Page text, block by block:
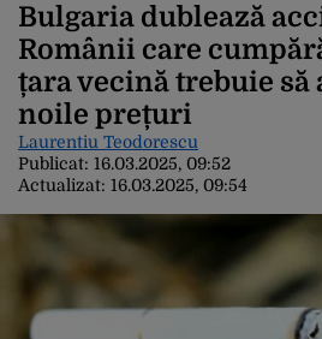
Bulgaria dublează
Românii care
țara vecină trebuie să
noile prețuri
Laurentiu Teodorescu
Publicat: 16.03.2025, 09:52
Actualizat: 16.03.2025, 09:54